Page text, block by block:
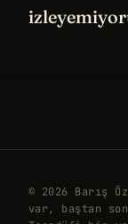
© 2026 Barış
var, baştan